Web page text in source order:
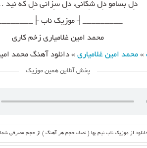
دِل بَسامو دِل شِکانی، دِل سِزانی دِل کَه نید
_________┤ موزیک ناب
محمد امین غلامیاری زخم کاری
»محمد امین غلامیاری »دانلود آهنگ محمد
پخش آنلاین همین موزیک
دانلود از موزیک ناب نیم بها ( نصف حجم هر آهنگ ) از حجم مصرفی